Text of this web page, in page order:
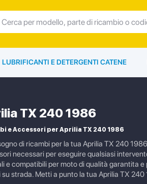
LUBRIFICANTI E DETERGENTI CATENE
TX 240 1986
e Accessori per Aprilia TX 240 1986
di ricambi per la tua Aprilia TX 240
necessari per eseguire qualsiasi
e compatibili per moto di qualità garantita
strada. Metti a punto la tua Aprilia TX